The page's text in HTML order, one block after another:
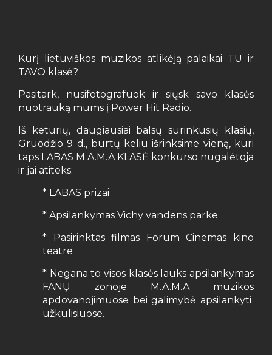
Kurį lietuviškos muzikos atlikėją palaikai TU ir
TAVO klasė?
Pasitark, nusifotografuok ir siųsk savo klasės
nuotrauką mums į Power Hit Radio.
Iš keturių, daugiausiai balsų surinkusių klasių,
Gruodžio 9 d., burtų keliu išrinksime vieną, kuri
taps LABAS M.A.M.A KLASĖ konkurso nugalėtoja
ir jai atiteks:
* LABAS prizai
* Apsilankymas Vichy vandens parke
* Pasirinktas filmas Forum Cinemas kino
teatre
* Negana to visos klasės lauks apsilankymas
FANŲ zonoje M.A.M.A muzikos
apdovanojimuose bei galimybė apsilankyti
užkulisiuose.